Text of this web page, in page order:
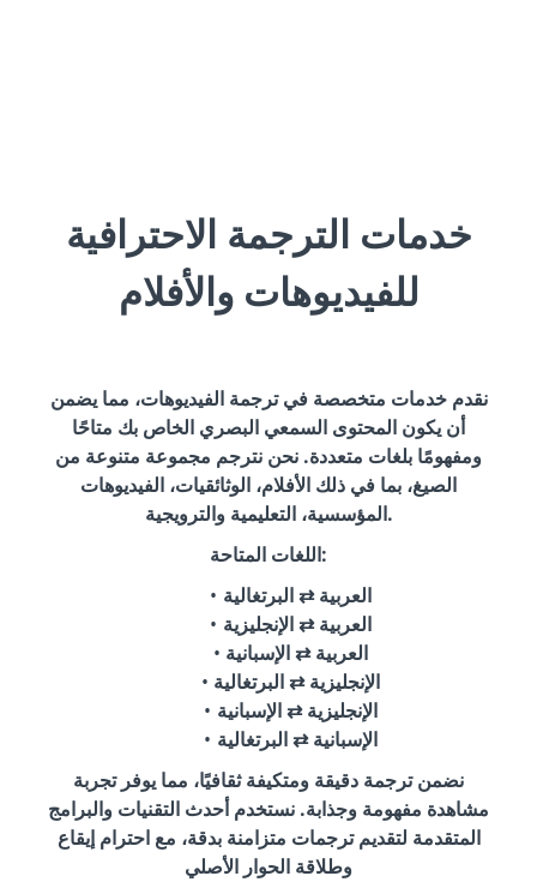
خدمات الترجمة الاحترافية
للفيديوهات والأفلام
نقدم خدمات متخصصة في ترجمة الفيديوهات، مما يضمن
أن يكون المحتوى السمعي البصري الخاص بك متاحًا
ومفهومًا بلغات متعددة. نحن نترجم مجموعة متنوعة من
الصيغ، بما في ذلك الأفلام، الوثائقيات، الفيديوهات
المؤسسية، التعليمية والترويجية.
اللغات المتاحة:
العربية ⇄ البرتغالية
العربية ⇄ الإنجليزية
العربية ⇄ الإسبانية
الإنجليزية ⇄ البرتغالية
الإنجليزية ⇄ الإسبانية
الإسبانية ⇄ البرتغالية
نضمن ترجمة دقيقة ومتكيفة ثقافيًا، مما يوفر تجربة
مشاهدة مفهومة وجذابة. نستخدم أحدث التقنيات والبرامج
المتقدمة لتقديم ترجمات متزامنة بدقة، مع احترام إيقاع
وطلاقة الحوار الأصلي